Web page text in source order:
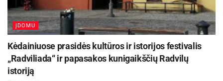
ĮDOMU
Kėdainiuose prasidės kultūros ir istorijos festivalis
„Radviliada“ ir papasakos kunigaikščių Radvilų
istoriją